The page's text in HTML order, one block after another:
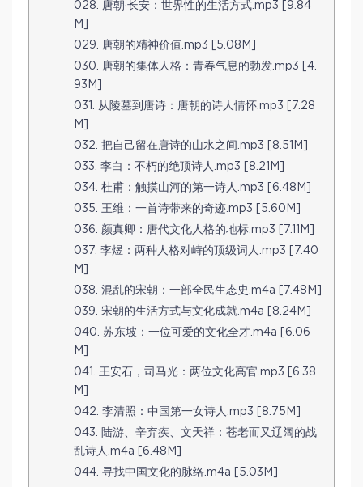
028. 唐朝·长安：世界性的生活方式.mp3 [9.84
M]
029. 唐朝的精神价值.mp3 [5.08M]
030. 唐朝的集体人格：青春气息的勃发.mp3 [4.
93M]
031. 从陵墓到唐诗：唐朝的诗人情怀.mp3 [7.28
M]
032. 把自己留在唐诗的山水之间​.mp3 [8.51M]
033. 李白：不朽的绝顶诗人.mp3 [8.21M]
034. 杜甫：触摸山河的第一诗人.mp3 [6.48M]
035. 王维：一首诗带来的奇迹.mp3 [5.60M]
036. 颜真卿：唐代文化人格的地标.mp3 [7.11M]
037. 李煜：两种人格对峙的顶级词人.mp3 [7.40
M]
038. 混乱的宋朝：一部全民生态史.m4a [7.48M]
039. 宋朝的生活方式与文化成就.m4a [8.24M]
040. 苏东坡：一位可爱的文化全才.m4a [6.06
M]
041. 王安石，司马光：两位文化高官.mp3 [6.38
M]
042. 李清照：中国第一女诗人.mp3 [8.75M]
043. 陆游、辛弃疾、文天祥：苍老而又辽阔的战
乱诗人.m4a [6.48M]
044. 寻找中国文化的脉络.m4a [5.03M]